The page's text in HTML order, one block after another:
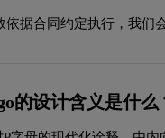
依据合同约定执行，我们
的设计含义是什么